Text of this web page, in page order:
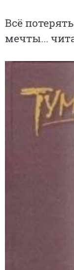
Всё
мечты...